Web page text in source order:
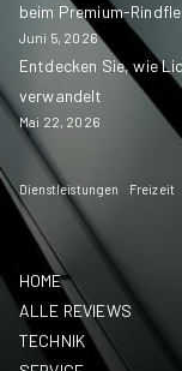
beim Premium-
Juni 5, 2026
Entdecken Sie, wie
verwandelt
Mai 22, 2026
Dienstleistungen Freizeit
HOME
ALLE REVIEWS
TECHNIK